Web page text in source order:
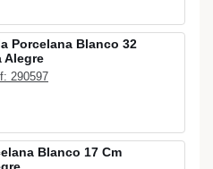
Porcelana Blanco 32
Alegre
290597
Blanco 17 Cm